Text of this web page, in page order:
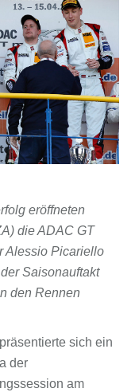
eröffneten
die ADAC GT
Alessio Picariello
Saisonauftakt
den Rennen
sich ein
der
am